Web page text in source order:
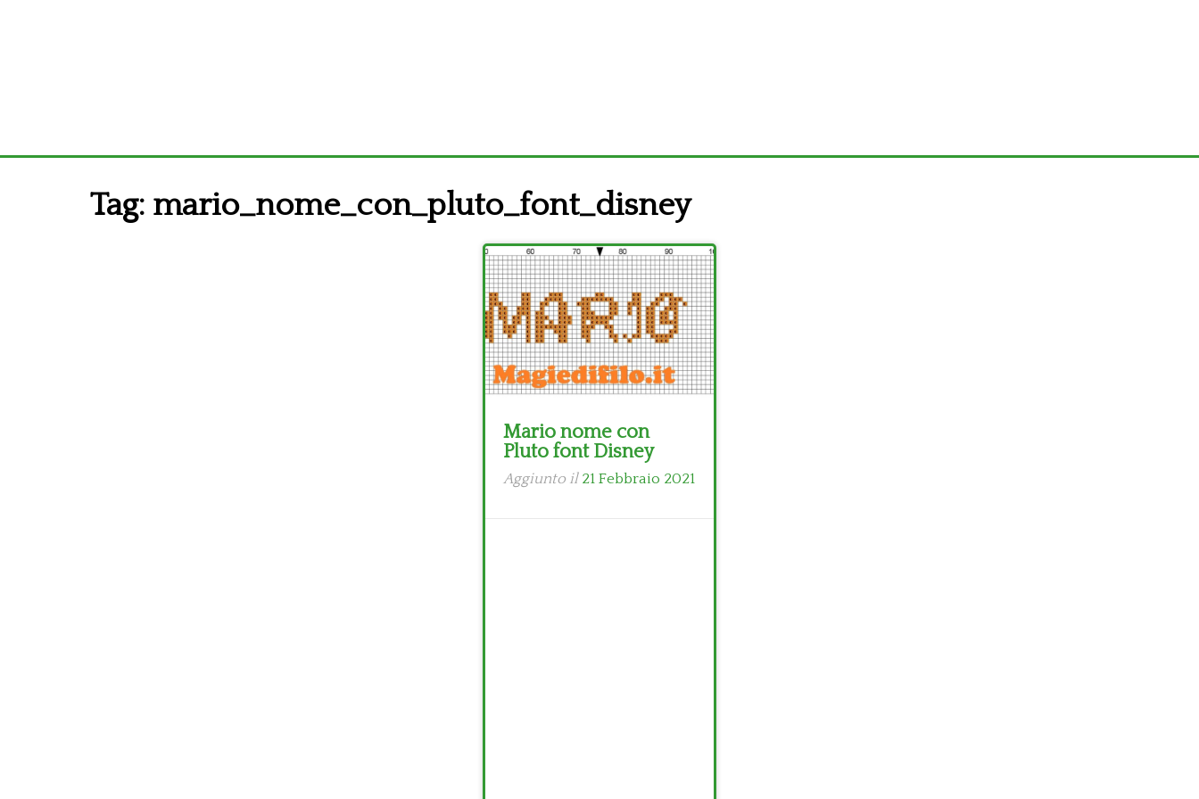
Tag: mario_nome_con_pluto_font_disney
Mario nome con
Pluto font Disney
Aggiunto il 21 Febbraio 2021